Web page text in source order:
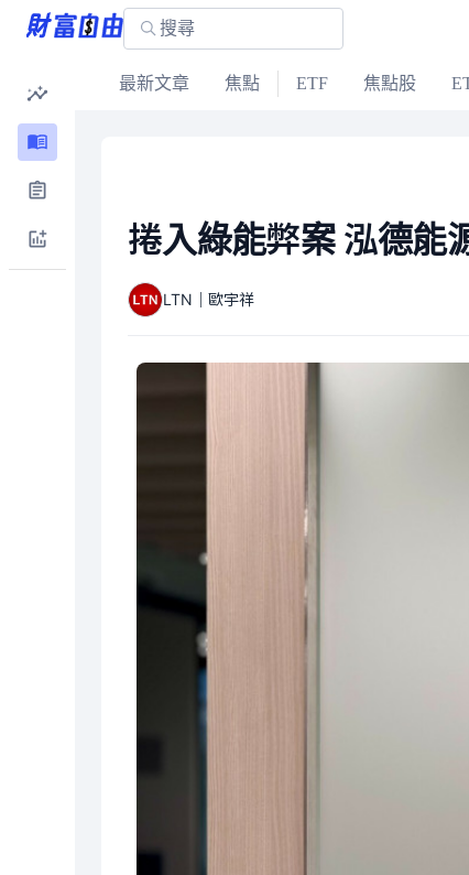
最新文章 焦點 ETF 焦點股
捲入綠能弊案 泓德能
LTN｜歐宇祥